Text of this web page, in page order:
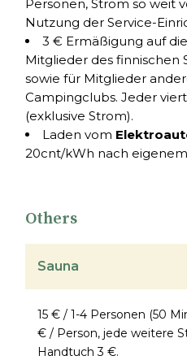
Personen, Strom so weit
Nutzung der Service-
3 € Ermäßigung auf
Mitglieder des finnischen
sowie für Mitglieder
Campingclubs. Jeder
(exklusive Strom).
Laden vom
20cnt/kWh nach
Others
Sauna
15 € / 1-4 Personen (50
€ / Person, jede weitere
Handtuch 3 €.